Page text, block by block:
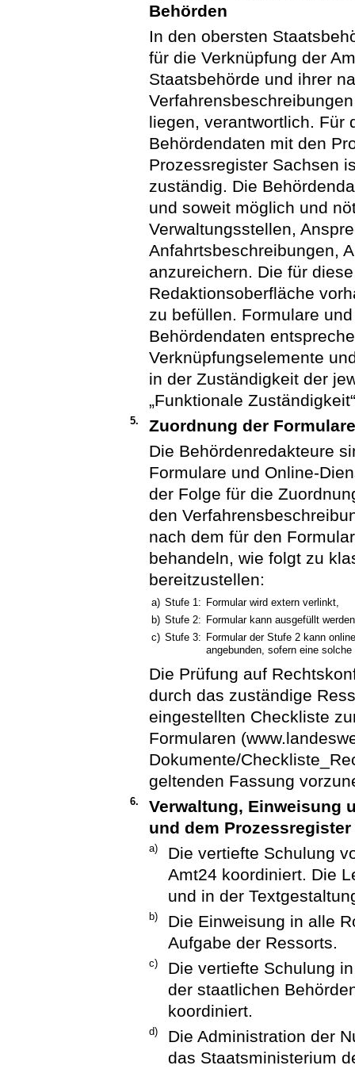
Behörden
In den obersten
für die Verknüpfung der
Staatsbehörde und ihrer
liegen, verantwortlich. Für
Behördendaten mit den
Prozessregister Sachsen
zuständig. Die
und soweit möglich und
Verwaltungsstellen,
Anfahrtsbeschreibungen,
anzureichern. Die für
Redaktionsoberfläche
zu befüllen. Formulare
Behördendaten
Verknüpfungselemente
in der Zuständigkeit der
„Funktionale
5.
Zuordnung der
Die Behördenredakteure
Formulare und Online-
der Folge für die
den
nach dem für den
behandeln, wie folgt zu
bereitzustellen:
a) Stufe 1: Formular wird extern verlinkt,
b) Stufe 2: Formular kann ausgefüllt
c) Stufe 3: Formular der Stufe 2 kann
angebunden, sofern eine
Die Prüfung auf
durch das zuständige
eingestellten Checkliste
Formularen
Dokumente/
geltenden Fassung
6.
Verwaltung, Einweisung
und dem Prozessregister
a)
Die vertiefte Schulung
Amt24 koordiniert. Die
und in der
b)
Die Einweisung in alle
Aufgabe der Ressorts.
c)
Die vertiefte Schulung
der staatlichen
koordiniert.
d)
Die Administration der
das Staatsministerium